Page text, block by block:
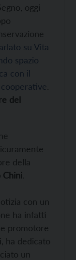
oggi
su Vita
spazio
con il
.
del
della
Chini.
con un
ha infatti
promotore
ha dedicato
un